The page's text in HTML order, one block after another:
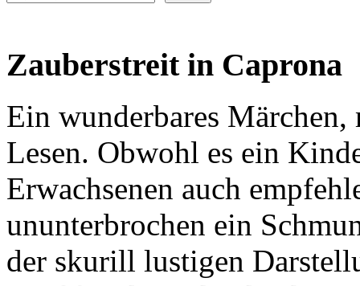
Zauberstreit in Caprona
Ein wunderbares
Lesen. Obwohl es ein
Erwachsenen auch
ununterbrochen ein
der skurill lustigen